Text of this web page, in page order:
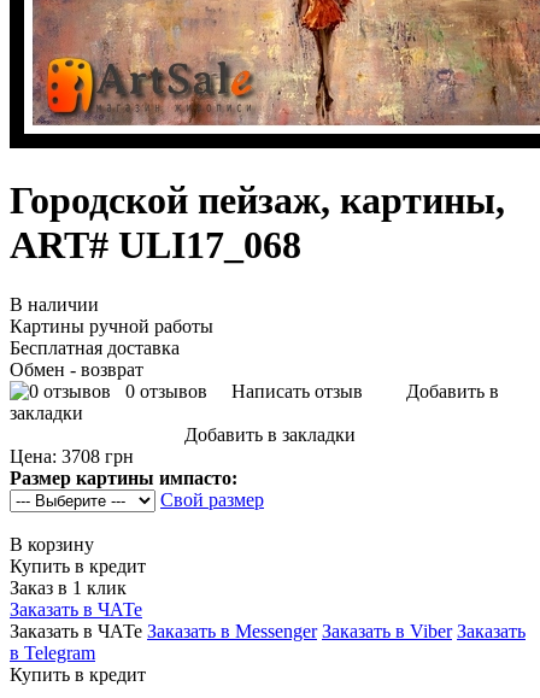
Городской пейзаж, картины,
ART# ULI17_068
В наличии
Картины ручной работы
Бесплатная доставка
Обмен - возврат
0 отзывов
Написать отзыв
Добавить в
закладки
Добавить в закладки
Цена: 3708 грн
Размер картины импасто:
Свой размер
В корзину
Купить в кредит
Заказ в 1 клик
Заказать в ЧАТе
Заказать в ЧАТе Заказать в Messenger Заказать в Viber Заказать
в Telegram
Купить в кредит